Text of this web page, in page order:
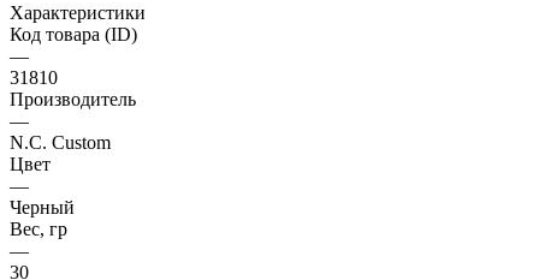
Характеристики
Код товара (ID)
—
31810
Производитель
—
N.C. Custom
Цвет
—
Черный
Вес, гр
—
30